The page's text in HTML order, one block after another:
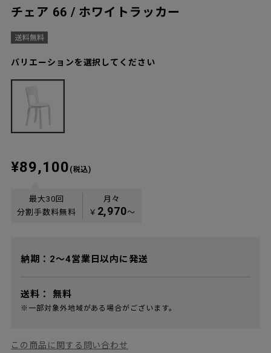
チェア 66 / ホワイトラッカー
バリエーションを選択してください
¥89,100 (税込)
最大30回
分割手数料無料
月々
￥ 2,970〜
納期：2～4営業日以内に発送
送料： 無料
※一部対象外地域がある場合がございます。
この商品に関する問い合わせ